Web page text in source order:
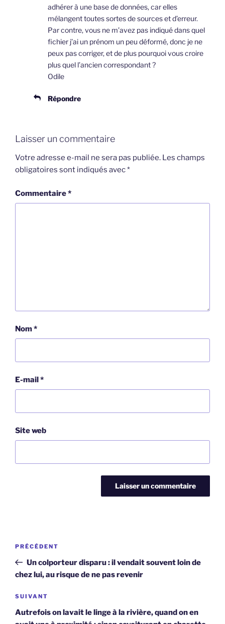
adhérer à une base de données, car elles
mélangent toutes sortes de sources et d’erreur.
Par contre, vous ne m’avez pas indiqué dans quel
fichier j’ai un prénom un peu déformé, donc je ne
peux pas corriger, et de plus pourquoi vous croire
plus quel l’ancien correspondant ?
Odile
Répondre
Laisser un commentaire
Votre adresse e-mail ne sera pas publiée. Les champs
obligatoires sont indiqués avec*
Commentaire*
Nom*
E-mail*
Site web
Navigation
l’article
Article
précédent
PRÉCÉDENT
Un colporteur disparu : il vendait souvent loin de
chez lui, au risque de ne pas revenir
Article
suivant
SUIVANT
Autrefois on lavait le linge à la rivière, quand on en